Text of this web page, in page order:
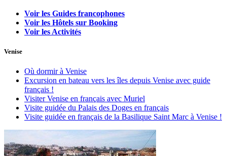
Voir les Guides francophones
Voir les Hôtels sur Booking
Voir les Activités
Venise
Où dormir à Venise
Excursion en bateau vers les îles depuis Venise avec guide
français !
Visiter Venise en français avec Muriel
Visite guidée du Palais des Doges en français
Visite guidée en français de la Basilique Saint Marc à Venise !